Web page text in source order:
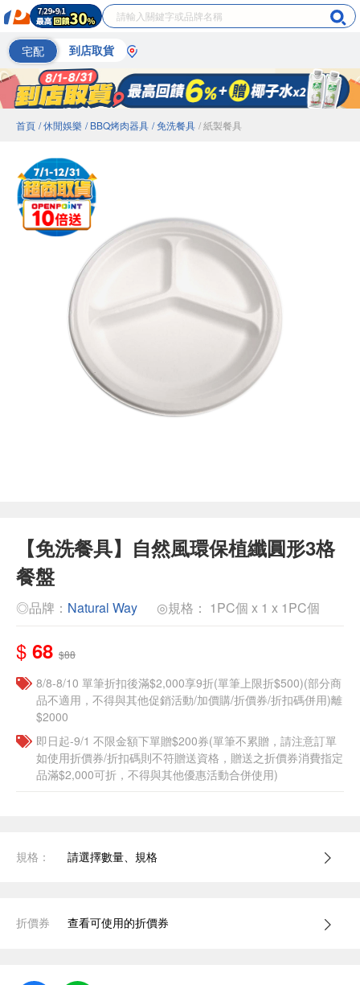
宅配 到店取貨
首頁 / 休閒娛樂 / BBQ烤肉器具 / 免洗餐具 / 紙製餐具
【免洗餐具】自然風環保植纖圓形3格
餐盤
◎品牌： Natural Way ◎規格： 1PC個 x 1 x 1PC個
$ 68 $88
8/8-8/10 單筆折扣後滿$2,000享9折(單筆上限折$500)(部分商
品不適用，不得與其他促銷活動/加價購/折價券/折扣碼併用)離
$2000
即日起-9/1 不限金額下單贈$200券(單筆不累贈，請注意訂單
如使用折價券/折扣碼則不符贈送資格，贈送之折價券消費指定
品滿$2,000可折，不得與其他優惠活動合併使用)
規格： 請選擇數量、規格
折價券 查看可使用的折價券